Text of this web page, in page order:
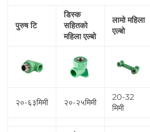
पुरुष टि
डिस्क
सहितको
महिला एल्बो
लामो महिला
एल्बो
२०-६३मिमी २०-२५मिमी
20-32
मिमी